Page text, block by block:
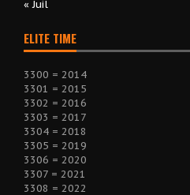
« Juil
ELITE TIME
3300 = 2014
3301 = 2015
3302 = 2016
3303 = 2017
3304 = 2018
3305 = 2019
3306 = 2020
3307 = 2021
3308 = 2022